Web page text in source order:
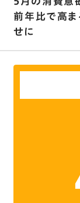
前年比で高
せに